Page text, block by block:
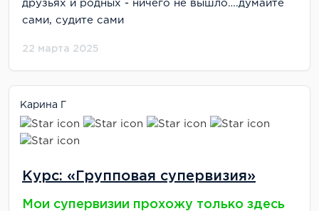
друзьях и родных - ничего не вышло….думайте
сами, судите сами
22 марта 2025
Карина Г
Курс: «Групповая супервизия»
Мои супервизии прохожу только здесь